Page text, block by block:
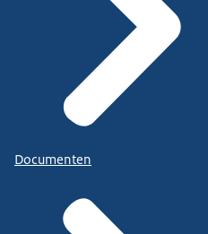
Documenten